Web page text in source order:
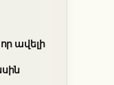
ավելի